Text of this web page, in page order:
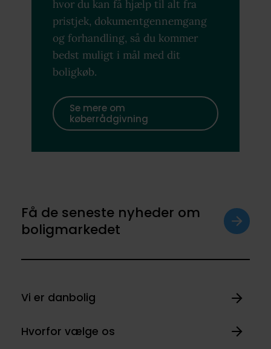
hvor du kan få hjælp til alt fra
pristjek, dokumentgennemgang
og forhandling, så du kommer
bedst muligt i mål med dit
boligkøb.
Se mere om
køberrådgivning
Få de seneste nyheder om
boligmarkedet
Vi er danbolig
Hvorfor vælge os